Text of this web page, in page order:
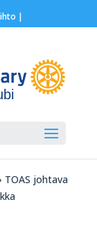
|
TOAS johtava